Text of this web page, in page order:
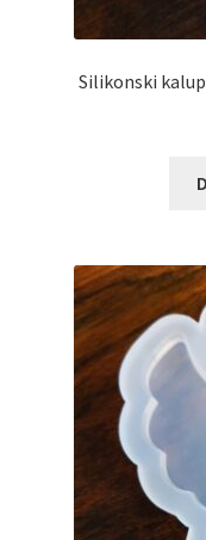
Silikonski